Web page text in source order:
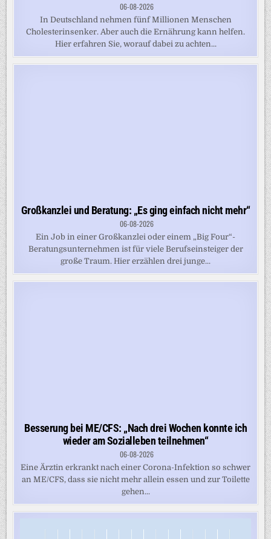
06-08-2026
In Deutschland nehmen fünf Millionen Menschen
Cholesterinsenker. Aber auch die Ernährung kann helfen.
Hier erfahren Sie, worauf dabei zu achten...
Großkanzlei und Beratung: „Es ging einfach nicht mehr“
06-08-2026
Ein Job in einer Großkanzlei oder einem „Big Four“-
Beratungsunternehmen ist für viele Berufseinsteiger der
große Traum. Hier erzählen drei junge...
Besserung bei ME/CFS: „Nach drei Wochen konnte ich
wieder am Sozialleben teilnehmen“
06-08-2026
Eine Ärztin erkrankt nach einer Corona-Infektion so schwer
an ME/CFS, dass sie nicht mehr allein essen und zur Toilette
gehen...